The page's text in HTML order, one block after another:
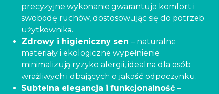
precyzyjne wykonanie gwarantuje komfort i
swobodę ruchów, dostosowując się do potrzeb
użytkownika.
Zdrowy i higieniczny sen – naturalne
materiały i ekologiczne wypełnienie
minimalizują ryzyko alergii, idealna dla osób
wrażliwych i dbających o jakość odpoczynku.
Subtelna elegancja i funkcjonalność –